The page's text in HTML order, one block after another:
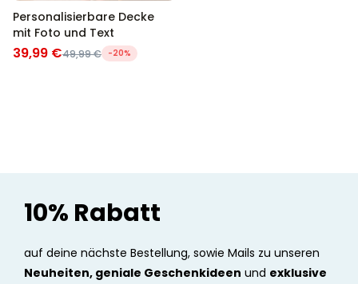
Personalisierbare Decke
mit Foto und Text
39,99 €49,99 € -20%
10% Rabatt
auf deine nächste Bestellung, sowie Mails zu unseren
Neuheiten, geniale Geschenkideen und exklusive